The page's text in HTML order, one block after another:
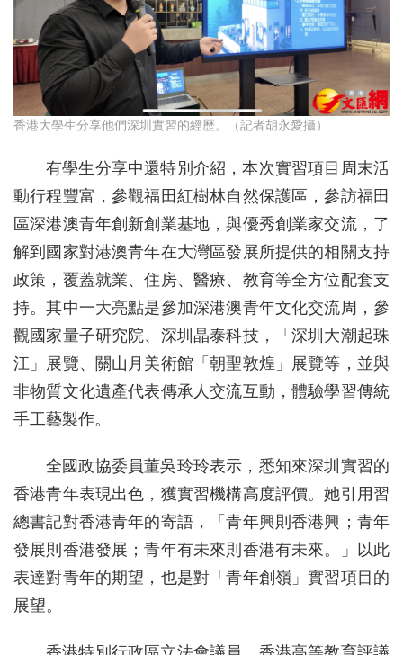
香港大學生分享他們深圳實習的經歷。（記者胡永愛攝）
有學生分享中還特別介紹，本次實習項目周末活
動行程豐富，參觀福田紅樹林自然保護區，參訪福田
區深港澳青年創新創業基地，與優秀創業家交流，了
解到國家對港澳青年在大灣區發展所提供的相關支持
政策，覆蓋就業、住房、醫療、教育等全方位配套支
持。其中一大亮點是參加深港澳青年文化交流周，參
觀國家量子研究院、深圳晶泰科技，「深圳大潮起珠
江」展覽、關山月美術館「朝聖敦煌」展覽等，並與
非物質文化遺產代表傳承人交流互動，體驗學習傳統
手工藝製作。
全國政協委員董吳玲玲表示，悉知來深圳實習的
香港青年表現出色，獲實習機構高度評價。她引用習
總書記對香港青年的寄語，「青年興則香港興；青年
發展則香港發展；青年有未來則香港有未來。」以此
表達對青年的期望，也是對「青年創嶺」實習項目的
展望。